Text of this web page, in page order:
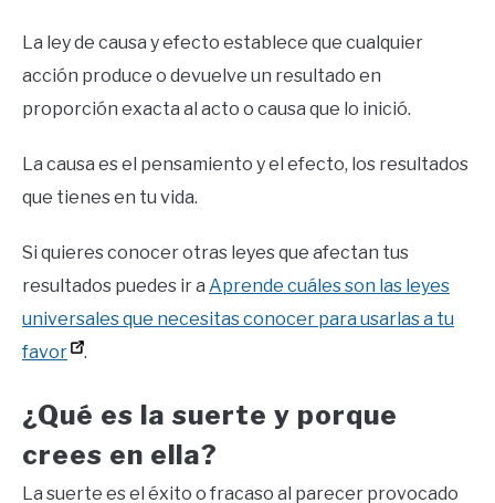
La ley de causa y efecto establece que cualquier
acción produce o devuelve un resultado en
proporción exacta al acto o causa que lo inició.
La causa es el pensamiento y el efecto, los resultados
que tienes en tu vida.
Si quieres conocer otras leyes que afectan tus
resultados puedes ir a Aprende cuáles son las leyes
universales que necesitas conocer para usarlas a tu
favor
.
¿Qué es la suerte y porque
crees en ella?
La suerte es el éxito o fracaso al parecer provocado